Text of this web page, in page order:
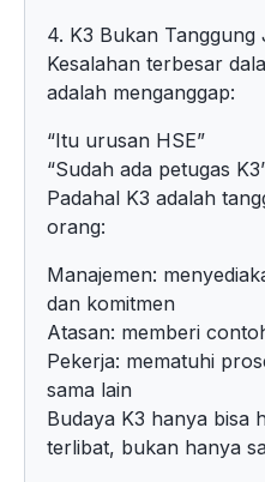
4. K3 Bukan Tanggung
Kesalahan terbesar
adalah menganggap:
“Itu urusan HSE”
“Sudah ada petugas
Padahal K3 adalah
orang:
Manajemen:
dan komitmen
Atasan: memberi
Pekerja: mematuhi
sama lain
Budaya K3 hanya bisa
terlibat, bukan hanya